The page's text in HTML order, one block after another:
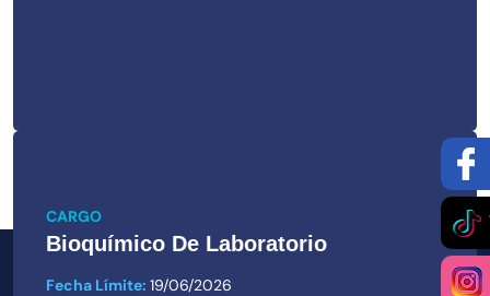
CARGO
Bioquímico De Laboratorio
Fecha Límite: 19/06/2026